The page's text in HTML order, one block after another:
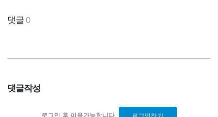
댓글0
댓글작성
로그인 후 이용가능합니다.